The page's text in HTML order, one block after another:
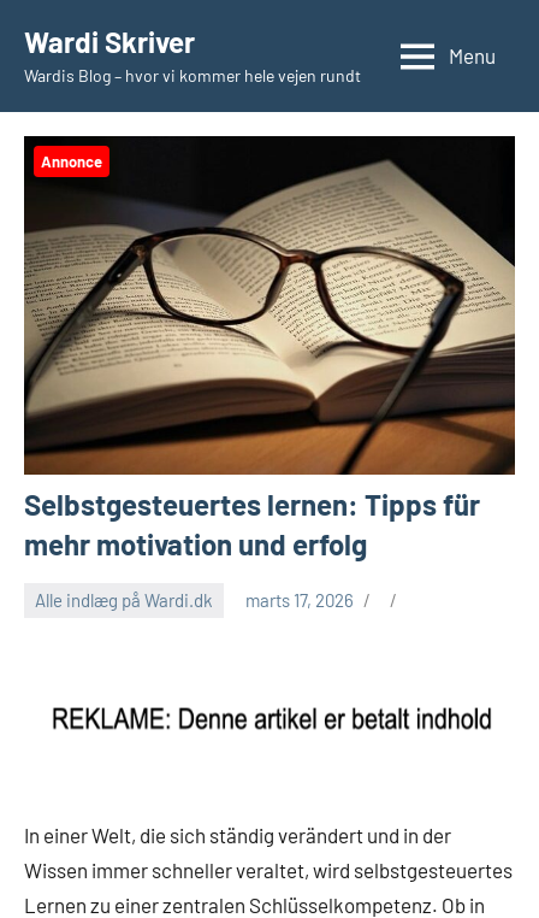
indhold
Wardi Skriver
Wardis Blog – hvor vi kommer hele vejen rundt
Menu
Annonce
Selbstgesteuertes lernen: Tipps für
mehr motivation und erfolg
Alle indlæg på Wardi.dk marts 17, 2026
In einer Welt, die sich ständig verändert und in der
Wissen immer schneller veraltet, wird selbstgesteuertes
Lernen zu einer zentralen Schlüsselkompetenz. Ob in